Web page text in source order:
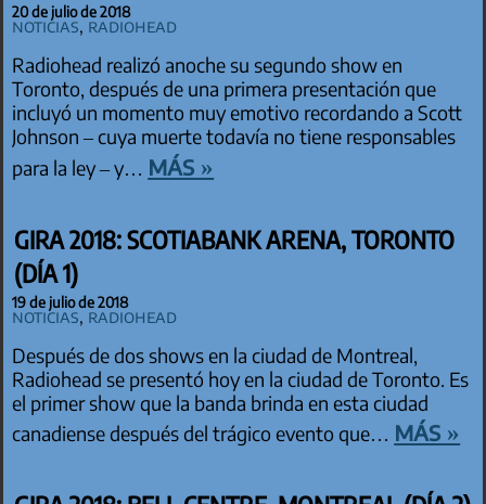
20 de julio de 2018
Noticias, Radiohead
Radiohead realizó anoche su segundo show en
Toronto, después de una primera presentación que
incluyó un momento muy emotivo recordando a Scott
Johnson – cuya muerte todavía no tiene responsables
para la ley – y… más »
GIRA 2018: SCOTIABANK ARENA, TORONTO
(DÍA 1)
19 de julio de 2018
Noticias, Radiohead
Después de dos shows en la ciudad de Montreal,
Radiohead se presentó hoy en la ciudad de Toronto. Es
el primer show que la banda brinda en esta ciudad
canadiense después del trágico evento que… más »